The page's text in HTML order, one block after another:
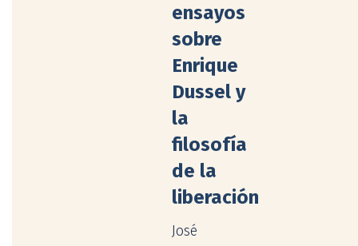
ensayos
sobre
Enrique
Dussel y
la
filosofía
de la
liberación
José